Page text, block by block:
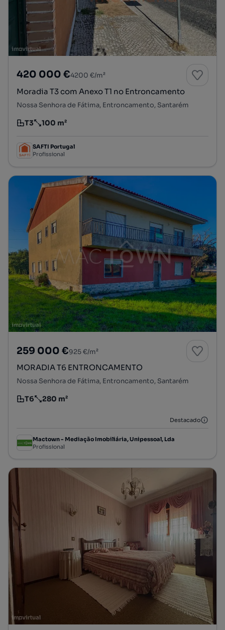
420 000 €4200 €/m²
Moradia T3 com Anexo T1 no Entroncamento
Nossa Senhora de Fátima, Entroncamento, Santarém
Tipologia
T3
Preço por metro quadrado
100 m²
SAFTI Portugal
Profissional
259 000 €925 €/m²
MORADIA T6 ENTRONCAMENTO
Nossa Senhora de Fátima, Entroncamento, Santarém
Tipologia
T6
Preço por metro quadrado
280 m²
Destacado
Mactown - Mediação Imobiliária, Unipessoal, Lda
Profissional